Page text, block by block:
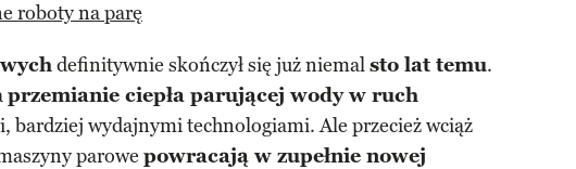
roboty na parę
definitywnie skończył się już niemalsto lat temu.
przemianie ciepła parującej wody w ruch
bardziej wydajnymi technologiami. Ale przecież wciąż
parowe powracają w zupełnie nowej